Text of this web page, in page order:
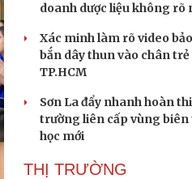
doanh dược liệu không rõ
Xác minh làm rõ video
bắn dây thun vào chân
TP.HCM
Sơn La đẩy nhanh hoàn
trường liên cấp vùng biên
học mới
THỊ TRƯỜNG